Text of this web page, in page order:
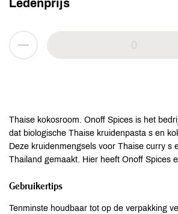
Ledenprijs
Thaise kokosroom. Onoff Spices is het
dat biologische Thaise kruidenpasta s en
Deze kruidenmengsels voor Thaise curry s
Thailand gemaakt. Hier heeft Onoff Spices
Gebruikertips
Tenminste houdbaar tot op de verpakking